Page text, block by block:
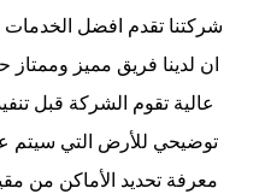
شركتنا تقدم افضل
ان لدينا فريق مميز وممتاز
عالية تقوم الشركة قبل
توضيحي للأرض التي سيتم
معرفة تحديد الأماكن من